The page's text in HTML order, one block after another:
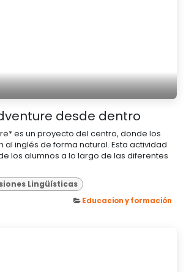
desde dentro
es un proyecto del centro, donde los
al inglés de forma natural. Esta actividad
los alumnos a lo largo de las diferentes
Lingüísticas
Educacion y formación